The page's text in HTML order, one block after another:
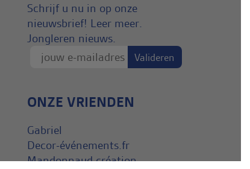
Schrijf u nu in op onze
nieuwsbrief! Leer meer.
Jongleren nieuws.
ONZE VRIENDEN
Gabriel
Decor-événements.fr
Mandonnaud création